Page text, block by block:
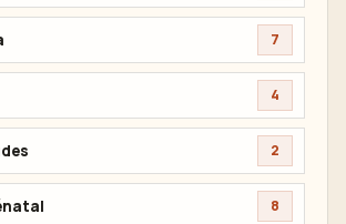
7
4
2
8